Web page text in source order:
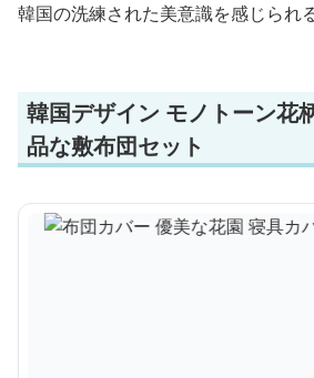
韓国の洗練された美意識を感じられ
韓国デザイン モノトーン花
品な敷布団セット